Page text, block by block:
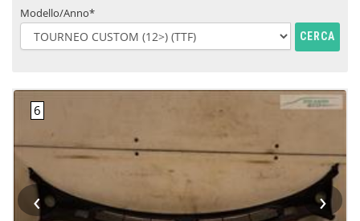
Modello/Anno*
CERCA
‹ ›